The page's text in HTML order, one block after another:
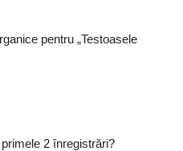
pentru „Testoasele
2 înregistrări?